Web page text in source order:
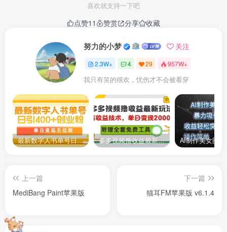
息服务提供者LINE发布的一款相机应用，提供了大量的图片
美化功能。软件允许用户精确调校让照片看起来更具魅力的
创意空间随心组合属于自己的图章特效，个性十足；另有多
喜欢就支持一下吧
点赞11 赞赏 分享 收藏
努力的小梦 关注
2.3W+ 4 29 957W+
我只有笑的很欢，忧伤才不会被看穿
最新数字人书单号日400+创业粉，单日变现五位数，市面卖5980附软件和详… 多多视频撸收益最新玩法，高收益技术，单日变现2000+，附赠全套技术资料
上一篇
MediBang Paint苹果版
下一篇
猫耳FM苹果版 v6.1.4